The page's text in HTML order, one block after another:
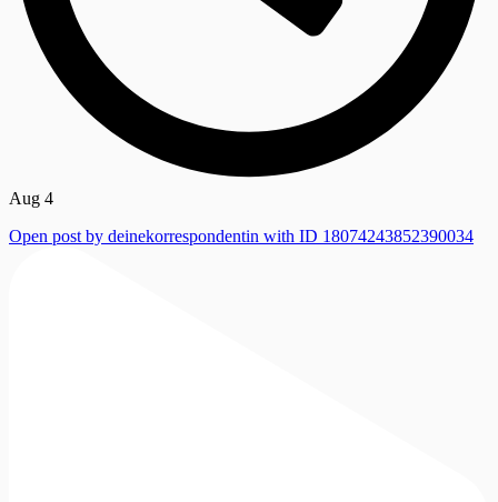
Aug 4
Open post by deinekorrespondentin with ID 18074243852390034